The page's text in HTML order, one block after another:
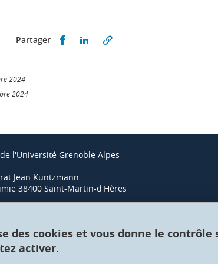
Partager Partager sur Facebook
Partager sur LinkedIn
2024
2024
l'Université Grenoble Alpes
Jean Kuntzmann
38400 Saint-Martin-d'Hères
des cookies et vous donne le contrôle
activer.